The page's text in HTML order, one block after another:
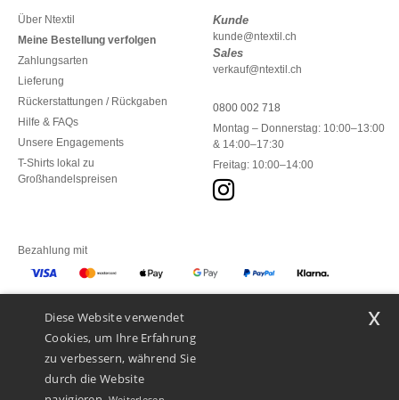
Über Ntextil
Meine Bestellung verfolgen
Zahlungsarten
Lieferung
Rückerstattungen / Rückgaben
Hilfe & FAQs
Unsere Engagements
T-Shirts lokal zu
Großhandelspreisen
Kunde
kunde@ntextil.ch
Sales
verkauf@ntextil.ch
0800 002 718
Montag – Donnerstag: 10:00–13:00
& 14:00–17:30
Freitag: 10:00–14:00
Bezahlung mit
Unsere Paketzusteller
Diese Website verwendet
Cookies, um Ihre Erfahrung
zu verbessern, während Sie
durch die Website
x